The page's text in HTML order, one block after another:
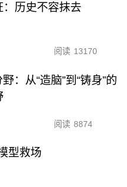
：历史不容抹去
阅读 13170
：从“造脑”到“铸身”的
阅读 8874
型救场